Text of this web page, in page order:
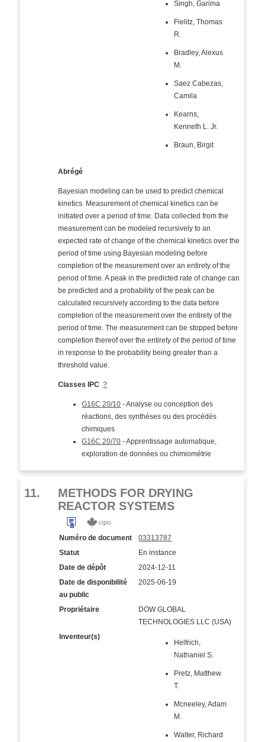
Singh, Garima
Fielitz, Thomas
R.
Bradley, Alexus
M.
Saez Cabezas,
Camila
Kearns,
Kenneth L. Jr.
Braun, Birgit
Abrégé
Bayesian modeling can be used to predict chemical
kinetics. Measurement of chemical kinetics can be
initiated over a period of time. Data collected from the
measurement can be modeled recursively to an
expected rate of change of the chemical kinetics over the
period of time using Bayesian modeling before
completion of the measurement over an entirety of the
period of time. A peak in the predicted rate of change can
be predicted and a probability of the peak can be
calculated recursively according to the data before
completion of the measurement over the entirety of the
period of time. The measurement can be stopped before
completion thereof over the entirety of the period of time
in response to the probability being greater than a
threshold value.
Classes IPC ?
G16C 20/10 - Analyse ou conception des
réactions, des synthèses ou des procédés
chimiques
G16C 20/70 - Apprentissage automatique,
exploration de données ou chimiométrie
11.
METHODS FOR DRYING
REACTOR SYSTEMS
Numéro de document
03313787
Statut
En instance
Date de dépôt
2024-12-11
Date de disponibilité
au public
2025-06-19
Propriétaire
DOW GLOBAL
TECHNOLOGIES LLC (USA)
Inventeur(s)
Helfrich,
Nathaniel S.
Pretz, Matthew
T.
Mcneeley, Adam
M.
Walter, Richard